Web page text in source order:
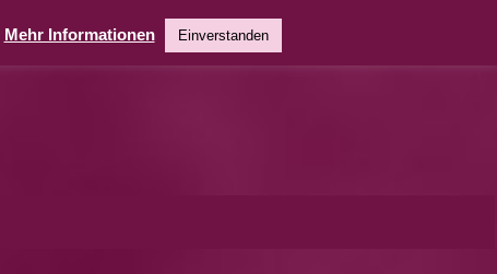
Mehr Informationen Einverstanden